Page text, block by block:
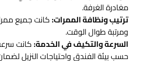
مغادرة الغرفة.
ترتيب ونظافة الممرات:كانت جميع
ومرتبة طوال الوقت.
السرعة والتكيف في الخدمة:كانت
حسب بيئة الفندق واحتياجات النزيل